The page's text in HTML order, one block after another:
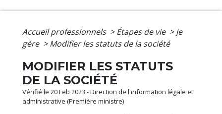
Accueil professionnels > Étapes de vie > Je
gère > Modifier les statuts de la société
MODIFIER LES STATUTS
DE LA SOCIÉTÉ
Vérifié le 20 Feb 2023 - Direction de l'information légale et
administrative (Première ministre)